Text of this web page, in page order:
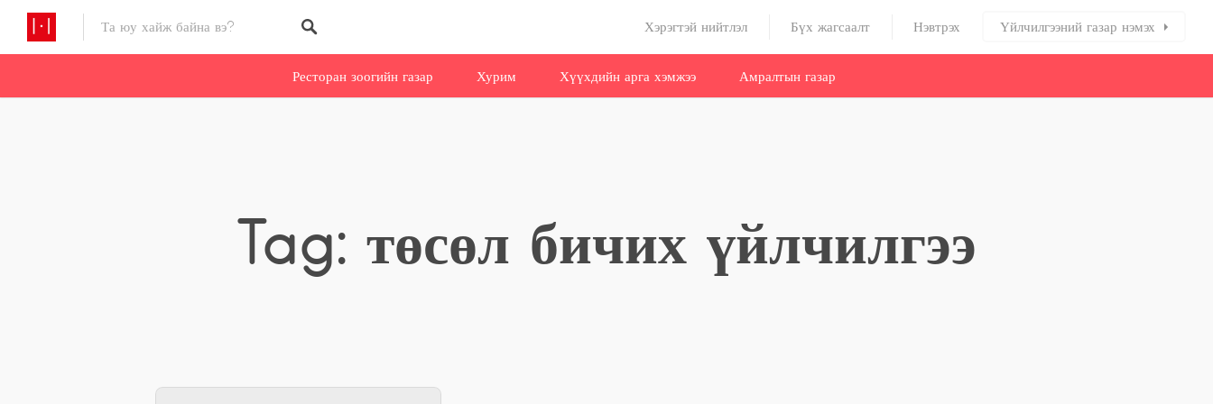
Хэрэгтэй нийтлэл Бүх жагсаалт Нэвтрэх Үйлчилгээний газар нэмэх
Ресторан зоогийн газар Хурим Хүүхдийн арга хэмжээ Амралтын газар
Tag: төсөл бичих үйлчилгээ